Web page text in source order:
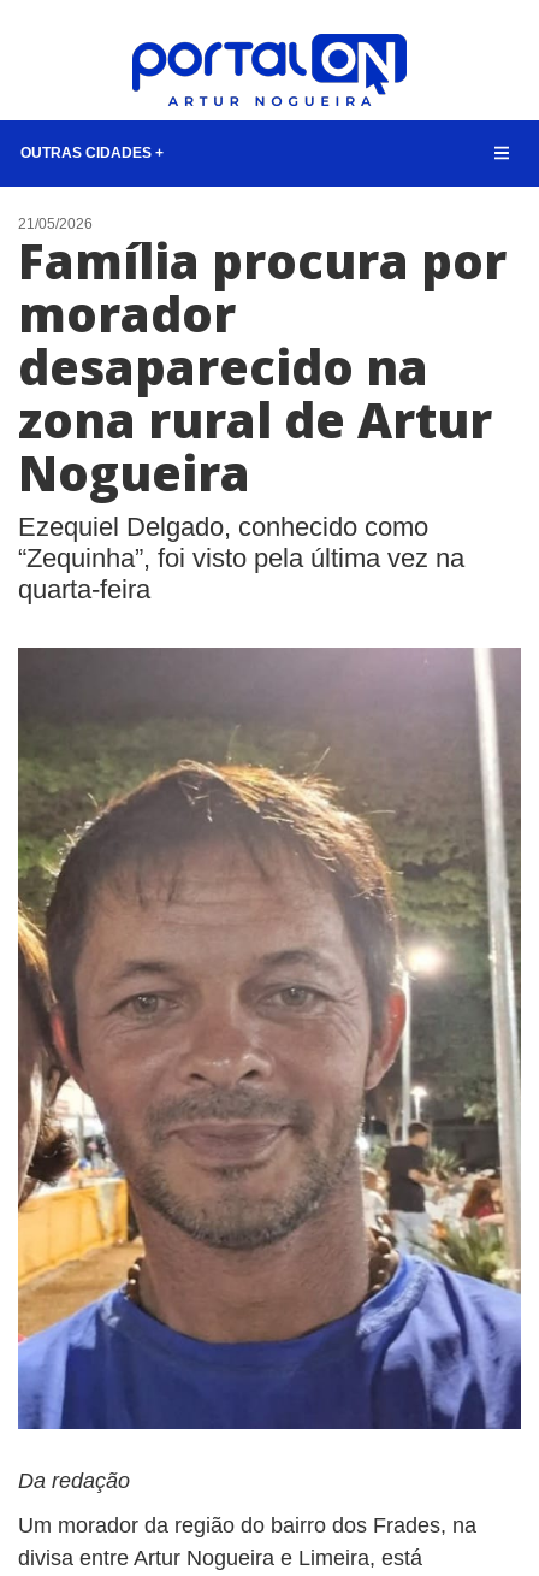
OUTRAS CIDADES +
NOTÍCIAS
LISTA DIGITAL
TELEFONES ÚTEIS
QUEM SOMOS
CONTATO
ANUNCIE
21/05/2026
Família procura por
morador
desaparecido na
zona rural de Artur
Nogueira
Ezequiel Delgado, conhecido como
“Zequinha”, foi visto pela última vez na
quarta-feira
Da redação
Um morador da região do bairro dos Frades, na
divisa entre Artur Nogueira e Limeira, está